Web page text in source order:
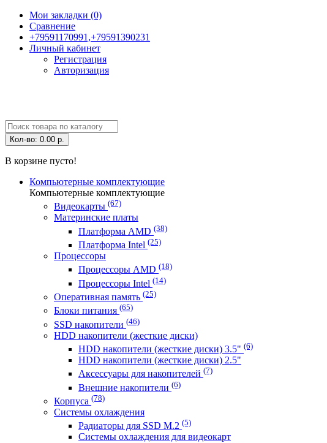
Мои закладки (0)
Сравнение
+79591170991,+79591390231
Личный кабинет
Регистрация
Авторизация
Кол-во: 0.00 р.
В корзине пусто!
Компьютерные комплектующие
Компьютерные комплектующие
Видеокарты (67)
Материнские платы
Платформа AMD (38)
Платформа Intel (25)
Процессоры
Процессоры AMD (18)
Процессоры Intel (14)
Оперативная память (25)
Блоки питания (65)
SSD накопители (46)
HDD накопители (жесткие диски)
HDD накопители (жесткие диски) 3.5" (6)
HDD накопители (жесткие диски) 2.5"
Аксессуары для накопителей (7)
Внешние накопители (6)
Корпуса (78)
Системы охлаждения
Радиаторы для SSD M.2 (5)
Системы охлаждения для видеокарт